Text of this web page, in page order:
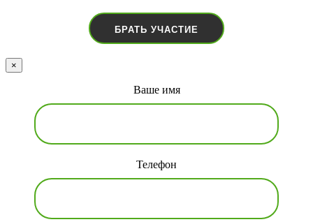
×
Ваше имя
Телефон